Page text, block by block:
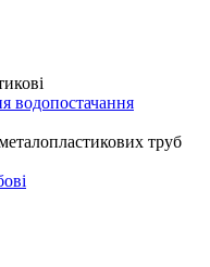
водопостачання
труб